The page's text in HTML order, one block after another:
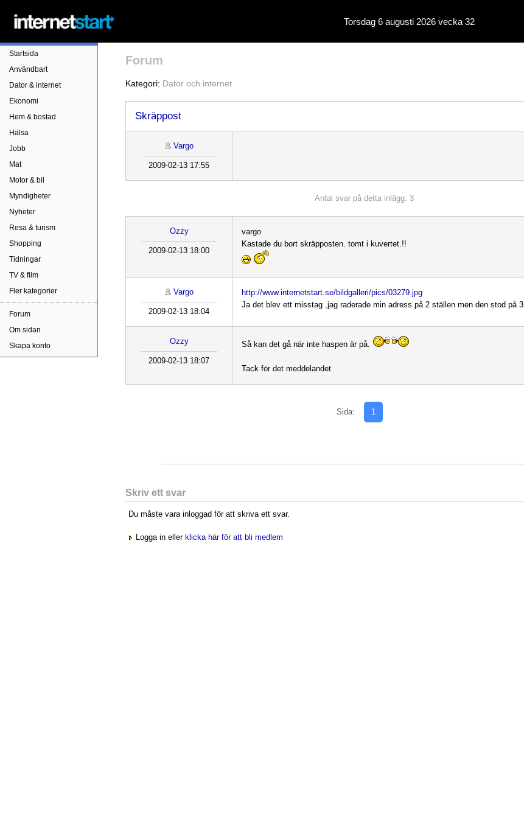
Torsdag 6 augusti 2026 vecka 32
Startsida
Användbart
Dator & internet
Ekonomi
Hem & bostad
Hälsa
Jobb
Mat
Motor & bil
Myndigheter
Nyheter
Resa & turism
Shopping
Tidningar
TV & film
Fler kategorier
Forum
Om sidan
Skapa konto
Forum
Kategori: Dator och internet
Skräppost
Vargo
2009-02-13 17:55
Antal svar på detta inlägg: 3
Ozzy
2009-02-13 18:00
vargo
Kastade du bort skräpposten. tomt i kuvertet.!!
Vargo
2009-02-13 18:04
http://www.internetstart.se/bildgalleri/pics/03279.jpg
Ja det blev ett misstag ,jag raderade min adress på 2 ställen men den stod på 3
Ozzy
2009-02-13 18:07
Så kan det gå när inte haspen är på.
Tack för det meddelandet
Sida: 1
Skriv ett svar
Du måste vara inloggad för att skriva ett svar.
Logga in eller klicka här för att bli medlem